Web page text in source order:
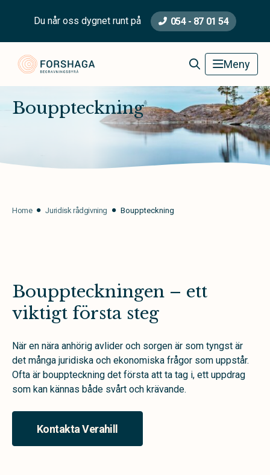
Du når oss dygnet runt på 054 - 87 01 54
Forshaga Begravningsbyrå Meny
Bouppteckning
Home Juridisk rådgivning Bouppteckning
Bouppteckningen – ett
viktigt första steg
När en nära anhörig avlider och sorgen är som tyngst är
det många juridiska och ekonomiska frågor som uppstår.
Ofta är bouppteckning det första att ta tag i, ett uppdrag
som kan kännas både svårt och krävande.
Kontakta Verahill